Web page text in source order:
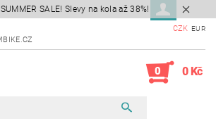
SALE! Slevy na kola až 38%!
CZK EUR
0 0 Kč